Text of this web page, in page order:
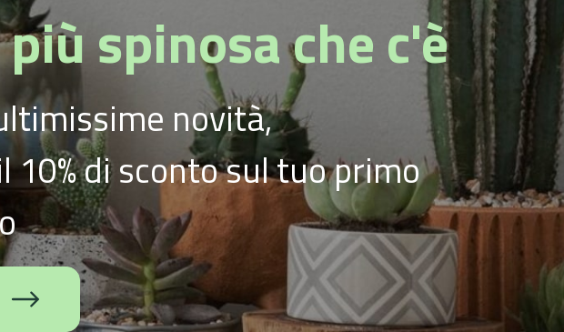
spinosa che c'è
novità,
di sconto sul tuo primo